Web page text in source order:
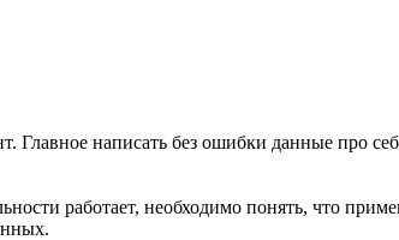
написать без ошибки данные про
работает, необходимо понять, что